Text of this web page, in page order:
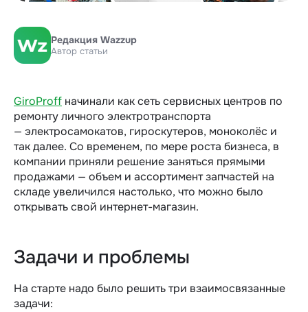
Редакция Wazzup
Автор статьи
GiroProff начинали как сеть сервисных центров по
ремонту личного электротранспорта
— электросамокатов, гироскутеров, моноколёс и
так далее. Со временем, по мере роста бизнеса, в
компании приняли решение заняться прямыми
продажами — объем и ассортимент запчастей на
складе увеличился настолько, что можно было
открывать свой интернет-магазин.
Задачи и проблемы
На старте надо было решить три взаимосвязанные
задачи: